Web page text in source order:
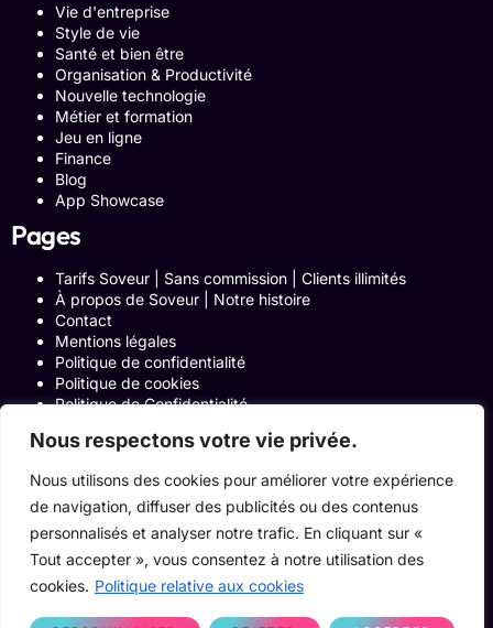
Nous respectons votre vie privée.
Nous utilisons des cookies pour améliorer votre expérience
de navigation, diffuser des publicités ou des contenus
personnalisés et analyser notre trafic. En cliquant sur «
Tout accepter », vous consentez à notre utilisation des
cookies. Politique relative aux cookies
Vie d'entreprise
Style de vie
Santé et bien être
Organisation & Productivité
Nouvelle technologie
Métier et formation
Jeu en ligne
Finance
Blog
App Showcase
Pages
Tarifs Soveur | Sans commission | Clients illimités
À propos de Soveur | Notre histoire
Contact
Mentions légales
Politique de confidentialité
Politique de cookies
Politique de Confidentialité
Blog
Programme Affiliation
Conditions générales d’utilisation
ACCUEIL
Onglets Zone Affilié
Le Blog
Devenir pro